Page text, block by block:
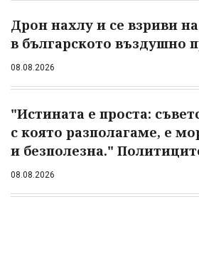
Дрон нахлу и се взриви
в българското въздушно
08.08.2026
"Истината е проста:
с която разполагаме, е
и безполезна."
08.08.2026